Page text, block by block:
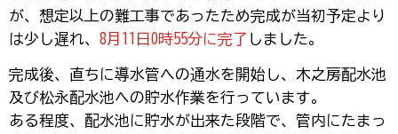
が、想定以上の難工事であったため完成が当初予定より
は少し遅れ、 8月11日0時55分に完了 しました。
完成後、直ちに導水管への通水を開始し、木之房配水池
及び松永配水池への貯水作業を行っています。
ある程度、配水池に貯水が出来た段階で、管内にたまっ